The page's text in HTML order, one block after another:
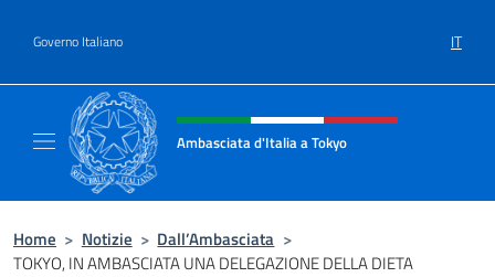
Governo Italiano IT
Intestazione sito, social e menù
Ambasciata d'Italia a Tokyo
Home > Notizie > Dall’Ambasciata >
TOKYO, IN AMBASCIATA UNA DELEGAZIONE DELLA DIETA